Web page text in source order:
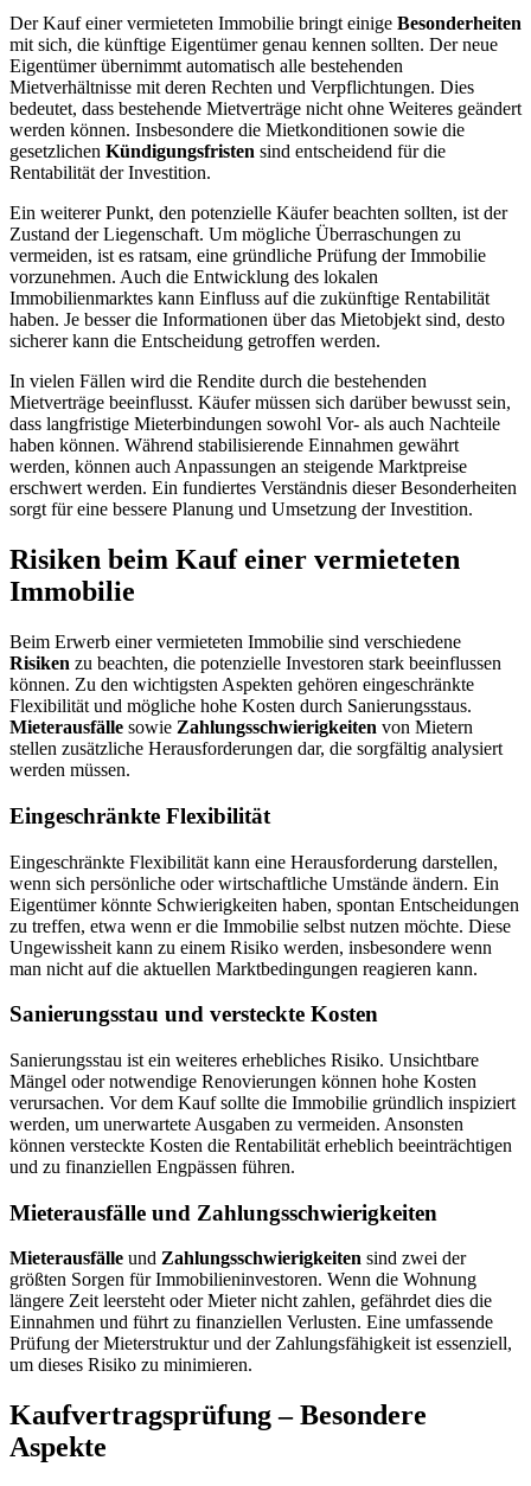
Der Kauf einer vermieteten Immobilie bringt einige Besonderheiten
mit sich, die künftige Eigentümer genau kennen sollten. Der neue
Eigentümer übernimmt automatisch alle bestehenden
Mietverhältnisse mit deren Rechten und Verpflichtungen. Dies
bedeutet, dass bestehende Mietverträge nicht ohne Weiteres geändert
werden können. Insbesondere die Mietkonditionen sowie die
gesetzlichen Kündigungsfristen sind entscheidend für die
Rentabilität der Investition.
Ein weiterer Punkt, den potenzielle Käufer beachten sollten, ist der
Zustand der Liegenschaft. Um mögliche Überraschungen zu
vermeiden, ist es ratsam, eine gründliche Prüfung der Immobilie
vorzunehmen. Auch die Entwicklung des lokalen
Immobilienmarktes kann Einfluss auf die zukünftige Rentabilität
haben. Je besser die Informationen über das Mietobjekt sind, desto
sicherer kann die Entscheidung getroffen werden.
In vielen Fällen wird die Rendite durch die bestehenden
Mietverträge beeinflusst. Käufer müssen sich darüber bewusst sein,
dass langfristige Mieterbindungen sowohl Vor- als auch Nachteile
haben können. Während stabilisierende Einnahmen gewährt
werden, können auch Anpassungen an steigende Marktpreise
erschwert werden. Ein fundiertes Verständnis dieser Besonderheiten
sorgt für eine bessere Planung und Umsetzung der Investition.
Risiken beim Kauf einer vermieteten
Immobilie
Beim Erwerb einer vermieteten Immobilie sind verschiedene
Risiken zu beachten, die potenzielle Investoren stark beeinflussen
können. Zu den wichtigsten Aspekten gehören eingeschränkte
Flexibilität und mögliche hohe Kosten durch Sanierungsstaus.
Mieterausfälle sowie Zahlungsschwierigkeiten von Mietern
stellen zusätzliche Herausforderungen dar, die sorgfältig analysiert
werden müssen.
Eingeschränkte Flexibilität
Eingeschränkte Flexibilität kann eine Herausforderung darstellen,
wenn sich persönliche oder wirtschaftliche Umstände ändern. Ein
Eigentümer könnte Schwierigkeiten haben, spontan Entscheidungen
zu treffen, etwa wenn er die Immobilie selbst nutzen möchte. Diese
Ungewissheit kann zu einem Risiko werden, insbesondere wenn
man nicht auf die aktuellen Marktbedingungen reagieren kann.
Sanierungsstau und versteckte Kosten
Sanierungsstau ist ein weiteres erhebliches Risiko. Unsichtbare
Mängel oder notwendige Renovierungen können hohe Kosten
verursachen. Vor dem Kauf sollte die Immobilie gründlich inspiziert
werden, um unerwartete Ausgaben zu vermeiden. Ansonsten
können versteckte Kosten die Rentabilität erheblich beeinträchtigen
und zu finanziellen Engpässen führen.
Mieterausfälle und Zahlungsschwierigkeiten
Mieterausfälle und Zahlungsschwierigkeiten sind zwei der
größten Sorgen für Immobilieninvestoren. Wenn die Wohnung
längere Zeit leersteht oder Mieter nicht zahlen, gefährdet dies die
Einnahmen und führt zu finanziellen Verlusten. Eine umfassende
Prüfung der Mieterstruktur und der Zahlungsfähigkeit ist essenziell,
um dieses Risiko zu minimieren.
Kaufvertragsprüfung – Besondere
Aspekte